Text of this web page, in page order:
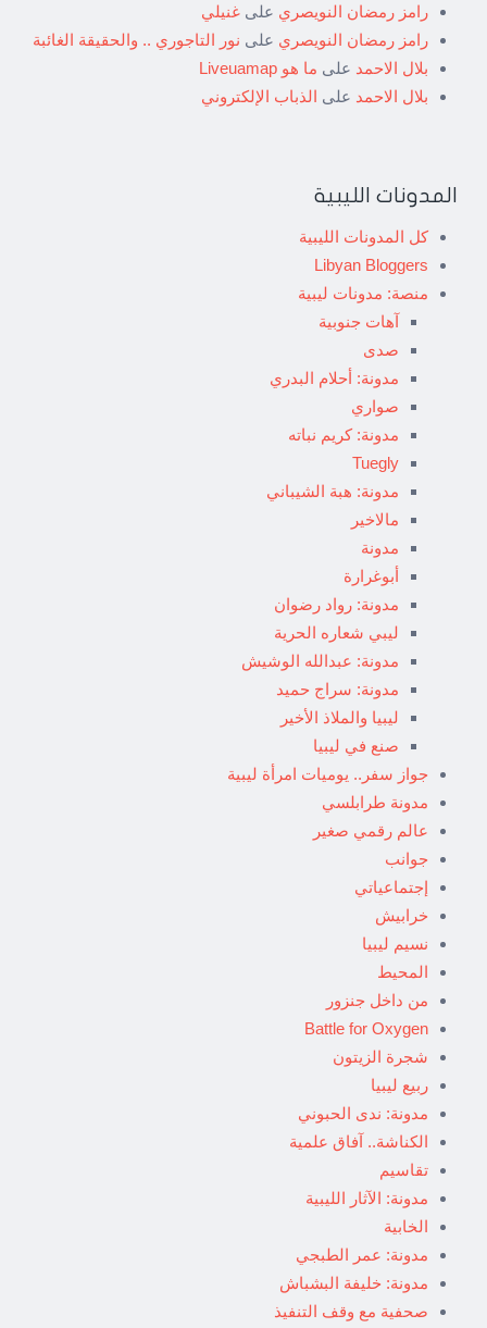
رامز رمضان النويصري على غنيلي
رامز رمضان النويصري على نور التاجوري .. والحقيقة الغائبة
بلال الاحمد على ما هو Liveuamap
بلال الاحمد على الذباب الإلكتروني
المدونات الليبية
كل المدونات الليبية
Libyan Bloggers
منصة: مدونات ليبية
آهات جنوبية
صدى
مدونة: أحلام البدري
صواري
مدونة: كريم نباته
Tuegly
مدونة: هبة الشيباني
مالاخير
مدونة
أبوغرارة
مدونة: رواد رضوان
ليبي شعاره الحرية
مدونة: عبدالله الوشيش
مدونة: سراج حميد
ليبيا والملاذ الأخير
صنع في ليبيا
جواز سفر.. يوميات امرأة ليبية
مدونة طرابلسي
عالم رقمي صغير
جوانب
إجتماعياتي
خرابيش
نسيم ليبيا
المحيط
من داخل جنزور
Battle for Oxygen
شجرة الزيتون
ربيع ليبيا
مدونة: ندى الحبوني
الكناشة.. آفاق علمية
تقاسيم
مدونة: الآثار الليبية
الخابية
مدونة: عمر الطبجي
مدونة: خليفة البشباش
صحفية مع وقف التنفيذ